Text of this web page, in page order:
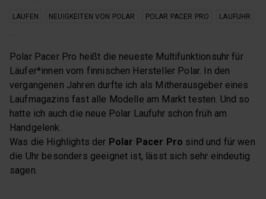
LAUFEN NEUIGKEITEN VON POLAR POLAR PACER PRO LAUFUHR
Polar Pacer Pro heißt die neueste Multifunktionsuhr für
Läufer*innen vom finnischen Hersteller Polar. In den
vergangenen Jahren durfte ich als Mitherausgeber eines
Laufmagazins fast alle Modelle am Markt testen. Und so
hatte ich auch die neue Polar Laufuhr schon früh am
Handgelenk.
Was die Highlights der Polar Pacer Pro sind und für wen
die Uhr besonders geeignet ist, lässt sich sehr eindeutig
sagen.